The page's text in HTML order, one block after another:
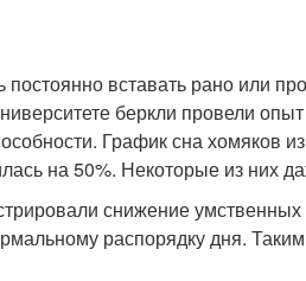
постоянно вставать рано или
беркли провели
График сна хомяков
на 50%. Некоторые из них
снижение
распорядку дня.